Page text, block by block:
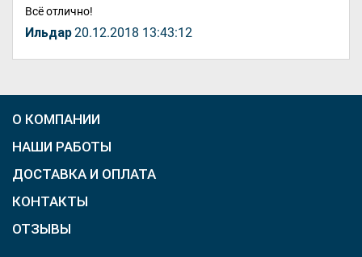
Всё отлично!
Ильдар20.12.2018 13:43:12
О КОМПАНИИ
НАШИ РАБОТЫ
ДОСТАВКА И ОПЛАТА
КОНТАКТЫ
ОТЗЫВЫ